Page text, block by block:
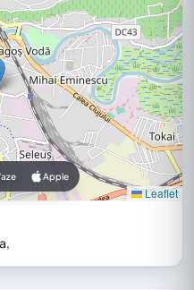
Leaflet
Apple